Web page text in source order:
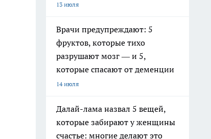
13 июля
Врачи предупреждают: 5
фруктов, которые тихо
разрушают мозг — и 5,
которые спасают от деменции
14 июля
Далай-лама назвал 5 вещей,
которые забирают у женщины
счастье: многие делают это